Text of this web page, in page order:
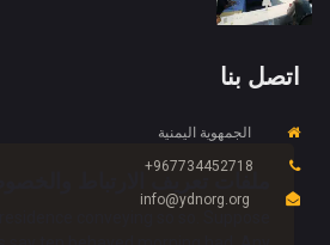
اتصل بنا
الجمهوية اليمنية
967734452718+
info@ydnorg.org
ملفات تعريف الارتباط